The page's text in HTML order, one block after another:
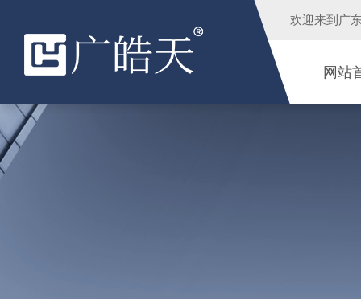
欢迎来到 广
网站